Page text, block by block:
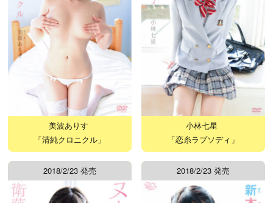
美波ありす
「清純クロニクル」
小林七星
「恋糸ラプソディ」
2018/2/23 発売 2018/2/23 発売